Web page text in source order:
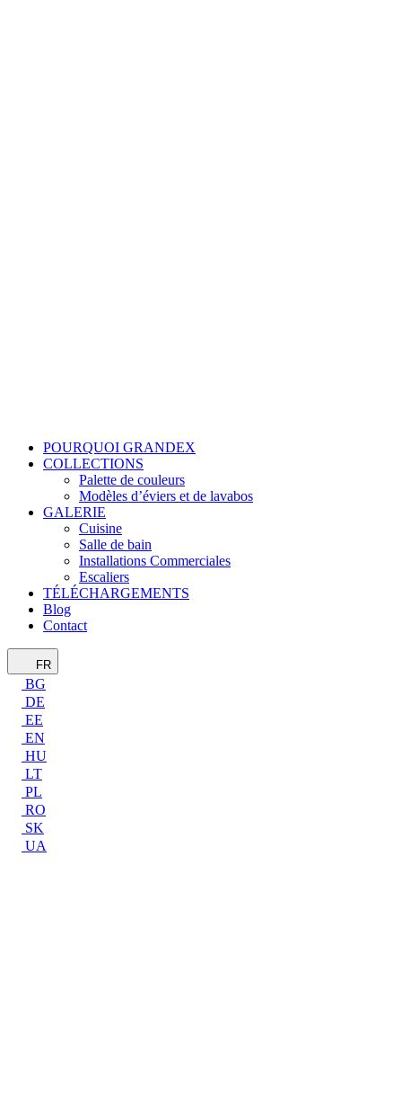
POURQUOI GRANDEX
COLLECTIONS
Palette de couleurs
Modèles d’éviers et de lavabos
GALERIE
Cuisine
Salle de bain
Installations Commerciales
Escaliers
TÉLÉCHARGEMENTS
Blog
Contact
FR
BG
DE
EE
EN
HU
LT
PL
RO
SK
UA